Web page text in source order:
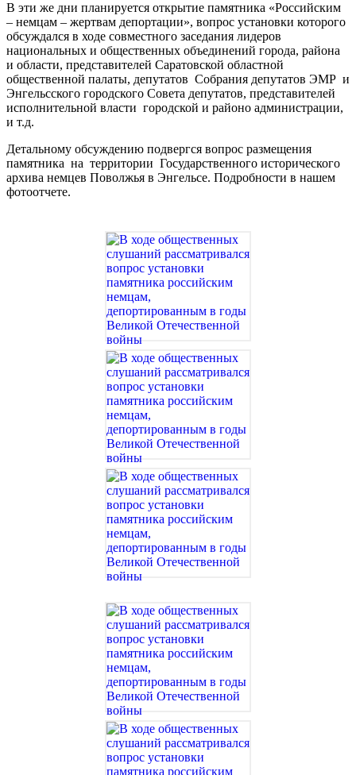
В эти же дни планируется открытие памятника «Российским
– немцам – жертвам депортации», вопрос установки которого
обсуждался в ходе совместного заседания лидеров
национальных и общественных объединений города, района
и области, представителей Саратовской областной
общественной палаты, депутатов Собрания депутатов ЭМР и
Энгельсского городского Совета депутатов, представителей
исполнительной власти городской и районо администрации,
и т.д.
Детальному обсуждению подвергся вопрос размещения
памятника на территории Государственного исторического
архива немцев Поволжья в Энгельсе. Подробности в нашем
фотоотчете.